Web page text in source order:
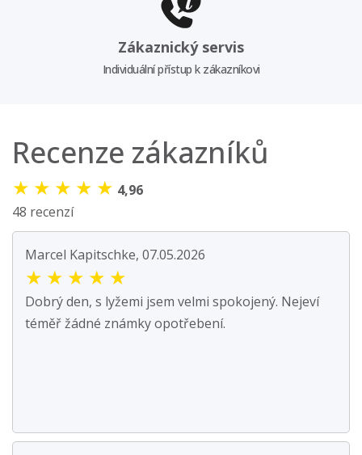
Zákaznický servis
Individuální přístup k zákazníkovi
Recenze zákazníků
★ ★ ★ ★ ★ 4,96
48 recenzí
Marcel Kapitschke, 07.05.2026
★ ★ ★ ★ ★
Dobrý den, s lyžemi jsem velmi spokojený. Nejeví
téměř žádné známky opotřebení.